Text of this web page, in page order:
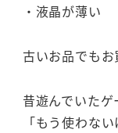
・液晶が薄い
古いお品でもお
昔遊んでいた
「もう使わな